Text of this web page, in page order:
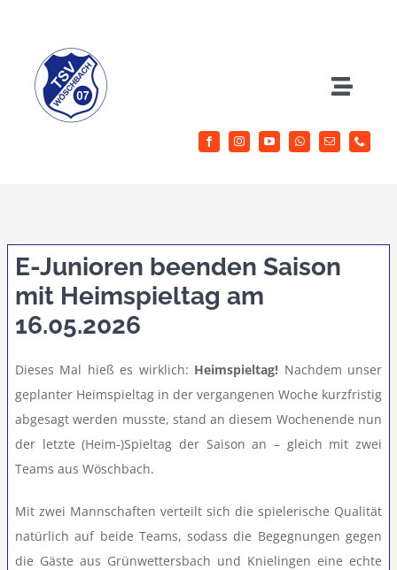
springen
Toggle
Herrenfussball
Sportangebote
Aktuelles
Verein
Teamshop
Rechtliches
E-Junioren beenden Saison
mit Heimspieltag am
16.05.2026
Dieses Mal hieß es wirklich: Heimspieltag! Nachdem unser
geplanter Heimspieltag in der vergangenen Woche kurzfristig
abgesagt werden musste, stand an diesem Wochenende nun
der letzte (Heim-)Spieltag der Saison an – gleich mit zwei
Teams aus Wöschbach.
Mit zwei Mannschaften verteilt sich die spielerische Qualität
natürlich auf beide Teams, sodass die Begegnungen gegen
die Gäste aus Grünwettersbach und Knielingen eine echte